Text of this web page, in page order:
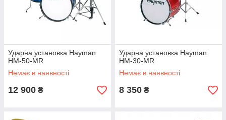
Ударна установка Hayman
HM-50-MR
Немає в наявності
12 900 ₴
Ударна установка Hayman
HM-30-MR
Немає в наявності
8 350 ₴